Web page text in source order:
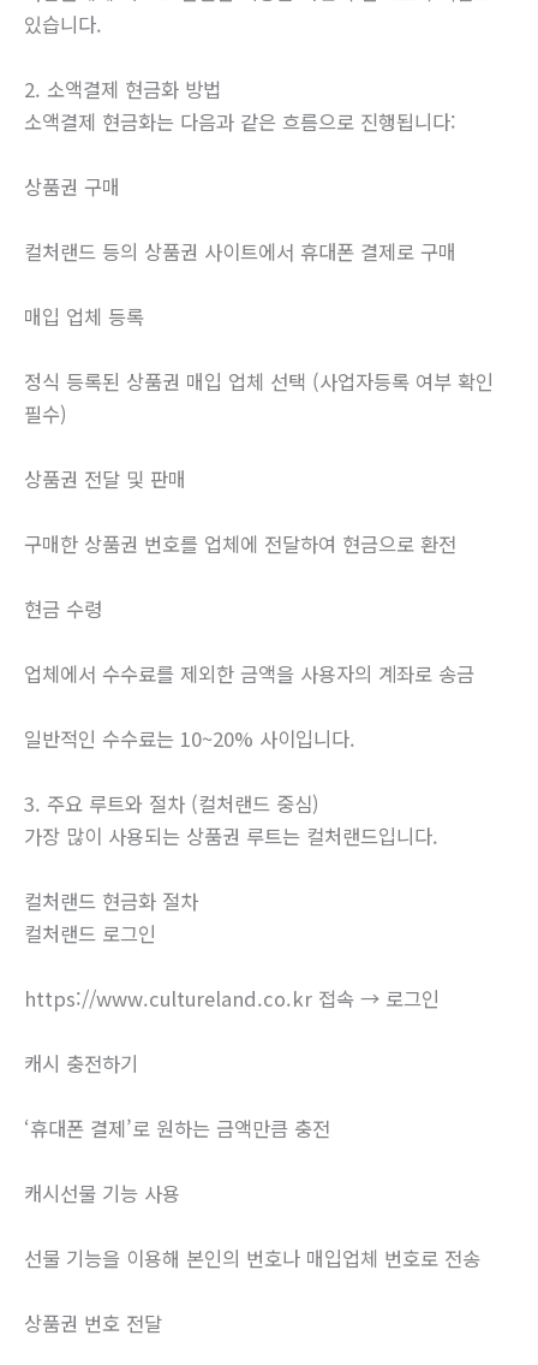
있습니다.
2. 소액결제 현금화 방법
소액결제 현금화는 다음과 같은 흐름으로 진행됩니다:
상품권 구매
컬처랜드 등의 상품권 사이트에서 휴대폰 결제로 구매
매입 업체 등록
정식 등록된 상품권 매입 업체 선택 (사업자등록 여부 확인
필수)
상품권 전달 및 판매
구매한 상품권 번호를 업체에 전달하여 현금으로 환전
현금 수령
업체에서 수수료를 제외한 금액을 사용자의 계좌로 송금
일반적인 수수료는 10~20% 사이입니다.
3. 주요 루트와 절차 (컬처랜드 중심)
가장 많이 사용되는 상품권 루트는 컬처랜드입니다.
컬처랜드 현금화 절차
컬처랜드 로그인
https://www.cultureland.co.kr 접속 → 로그인
캐시 충전하기
‘휴대폰 결제’로 원하는 금액만큼 충전
캐시선물 기능 사용
선물 기능을 이용해 본인의 번호나 매입업체 번호로 전송
상품권 번호 전달